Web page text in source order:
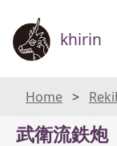
khirin
Home Rekihaku
武衛流鉄炮